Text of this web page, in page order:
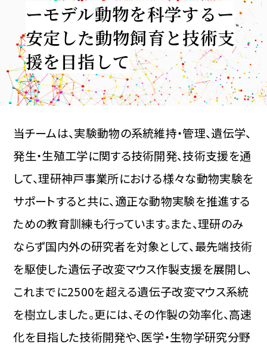
ーモデル動物を科学するー
安定した動物飼育と技術支
援を目指して
当チームは、実験動物の系統維持・管理、遺伝学、
発⽣・⽣殖⼯学に関する技術開発、技術⽀援を通
して、理研神⼾事業所における様々な動物実験を
サポートすると共に、適正な動物実験を推進する
ための教育訓練も⾏っています。また、理研のみ
ならず国内外の研究者を対象として、最先端技術
を駆使した遺伝子改変マウス作製支援を展開し、
これまでに2500を超える遺伝子改変マウス系統
を樹立しました。更には、その作製の効率化、高速
化を目指した技術開発や、医学・生物学研究分野